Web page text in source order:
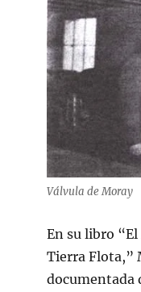
Válvula de Moray
En su libro
Tierra Flota,”
documentada